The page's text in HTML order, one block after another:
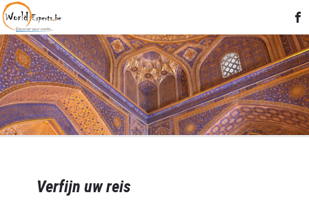
Verfijn uw reis